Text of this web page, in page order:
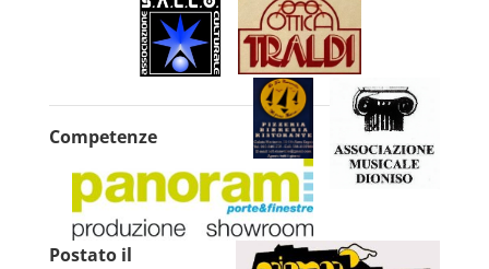
Competenze
Postato il